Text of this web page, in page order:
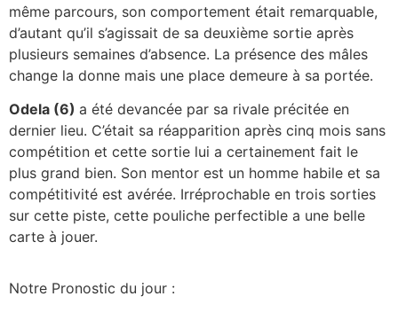
même parcours, son comportement était remarquable,
d’autant qu’il s’agissait de sa deuxième sortie après
plusieurs semaines d’absence. La présence des mâles
change la donne mais une place demeure à sa portée.
Odela (6) a été devancée par sa rivale précitée en
dernier lieu. C’était sa réapparition après cinq mois sans
compétition et cette sortie lui a certainement fait le
plus grand bien. Son mentor est un homme habile et sa
compétitivité est avérée. Irréprochable en trois sorties
sur cette piste, cette pouliche perfectible a une belle
carte à jouer.
Notre Pronostic du jour :